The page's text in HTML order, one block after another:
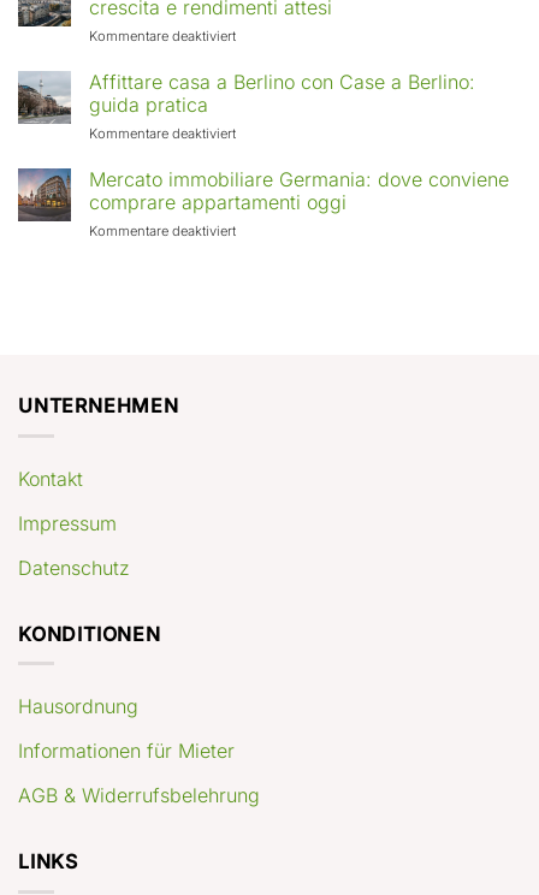
crescita e rendimenti attesi
Kommentare deaktiviertfür
in
Europa:
in
crescita
rendimenti
Affittare casa a Berlino con Case a Berlino:
guida pratica
Kommentare deaktiviertfür
casa
a
Berlino
con
Mercato immobiliare Germania: dove conviene
comprare appartamenti oggi
Kommentare deaktiviertfür
UNTERNEHMEN
Kontakt
Impressum
Datenschutz
KONDITIONEN
Hausordnung
Informationen für Mieter
AGB & Widerrufsbelehrung
LINKS